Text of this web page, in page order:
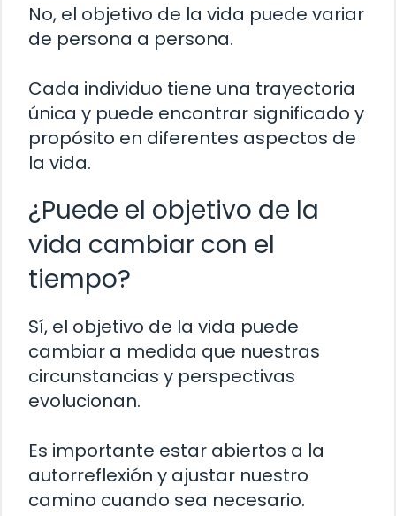
No, el objetivo de la vida puede variar
de persona a persona.
Cada individuo tiene una trayectoria
única y puede encontrar significado y
propósito en diferentes aspectos de
la vida.
¿Puede el objetivo de la
vida cambiar con el
tiempo?
Sí, el objetivo de la vida puede
cambiar a medida que nuestras
circunstancias y perspectivas
evolucionan.
Es importante estar abiertos a la
autorreflexión y ajustar nuestro
camino cuando sea necesario.